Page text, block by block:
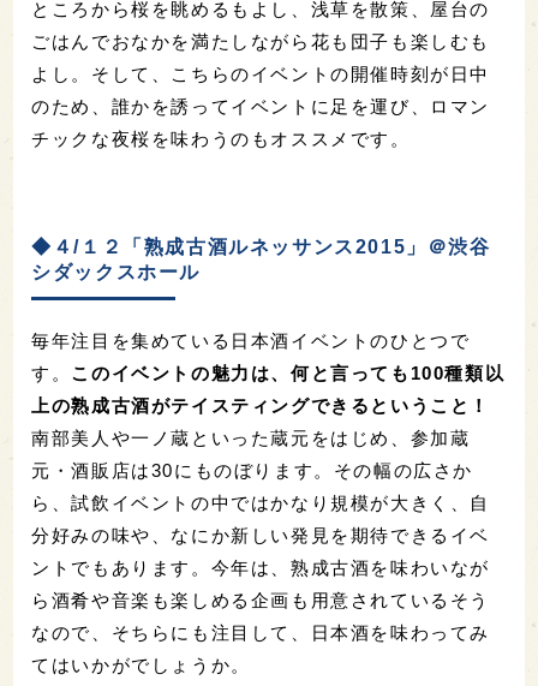
ところから桜を眺めるもよし、浅草を散策、屋台の
ごはんでおなかを満たしながら花も団子も楽しむも
よし。そして、こちらのイベントの開催時刻が日中
のため、誰かを誘ってイベントに足を運び、ロマン
チックな夜桜を味わうのもオススメです。
◆４/１２「熟成古酒ルネッサンス2015」＠渋谷
シダックスホール
毎年注目を集めている日本酒イベントのひとつで
す。 このイベントの魅力は、何と言っても100種類以
上の熟成古酒がテイスティングできるということ！
南部美人や一ノ蔵といった蔵元をはじめ、参加蔵
元・酒販店は30にものぼります。その幅の広さか
ら、試飲イベントの中ではかなり規模が大きく、自
分好みの味や、なにか新しい発見を期待できるイベ
ントでもあります。今年は、熟成古酒を味わいなが
ら酒肴や音楽も楽しめる企画も用意されているそう
なので、そちらにも注目して、日本酒を味わってみ
てはいかがでしょうか。